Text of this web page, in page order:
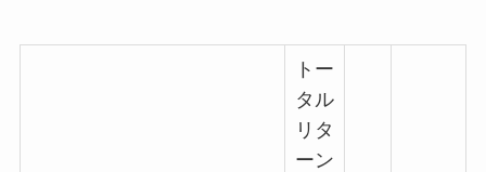
トー
タル
リタ
ーン